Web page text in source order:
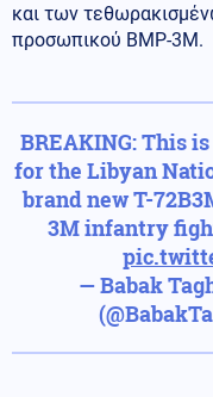
και των
προσωπικού BMP-3M.
BREAKING: This
for the Libyan
brand new T-
3M infantry
— Babak